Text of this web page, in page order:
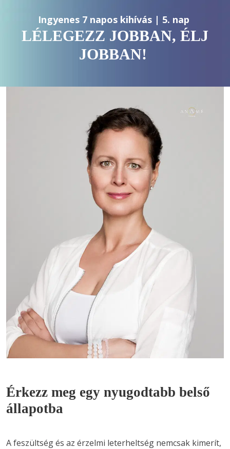
Ingyenes 7 napos kihívás | 5. nap
LÉLEGEZZ JOBBAN, ÉLJ
JOBBAN!
Érkezz meg egy nyugodtabb belső
állapotba
A feszültség és az érzelmi leterheltség nemcsak kimerít,